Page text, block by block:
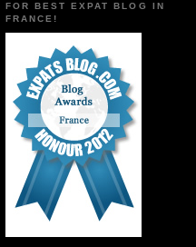
FOR BEST EXPAT BLOG IN
FRANCE!